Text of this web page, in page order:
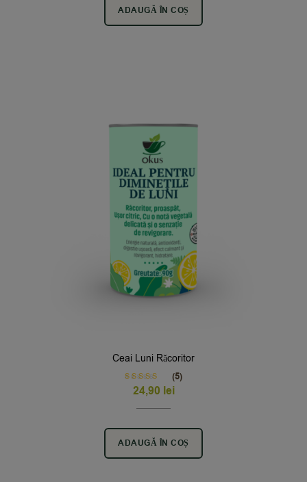
ADAUGĂ ÎN COȘ
Ceai Luni Răcoritor
Rated4.60
out of 5
(5)
24,90 lei
ADAUGĂ ÎN COȘ